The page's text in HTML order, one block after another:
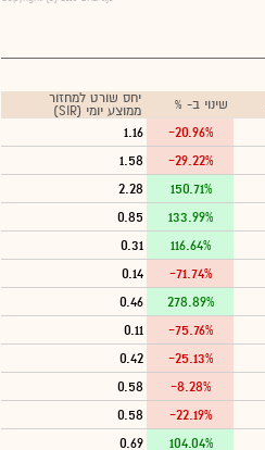
שינוי ב- %
יחס שורט למחזור
ממוצע יומי (SIR)
-20.96%
1.16
-29.22%
1.58
150.71%
2.28
133.99%
0.85
116.64%
0.31
-71.74%
0.14
278.89%
0.46
-75.76%
0.11
-25.13%
0.42
-8.28%
0.58
-22.19%
0.58
104.04%
0.69